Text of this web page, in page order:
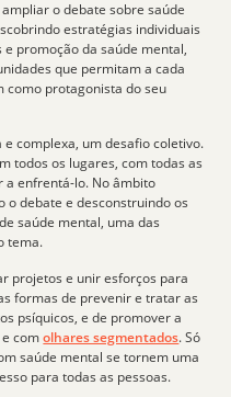
o debate sobre saúde
estratégias individuais
e promoção da saúde mental,
que permitam a cada
como protagonista do seu
complexa, um desafio coletivo.
todos os lugares, com todas as
a enfrentá-lo. No âmbito
o debate e desconstruindo os
saúde mental, uma das
tema.
projetos e unir esforços para
formas de prevenir e tratar as
psíquicos, e de promover a
e comolhares segmentados. Só
saúde mental se tornem uma
para todas as pessoas.